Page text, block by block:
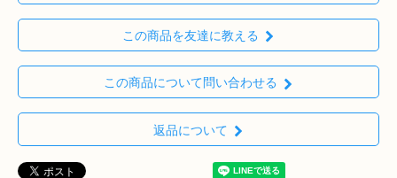
この商品を友達に教える
この商品について問い合わせる
返品について